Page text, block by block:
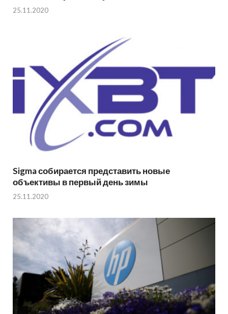
25.11.2020
Sigma собирается представить новые
объективы в первый день зимы
25.11.2020